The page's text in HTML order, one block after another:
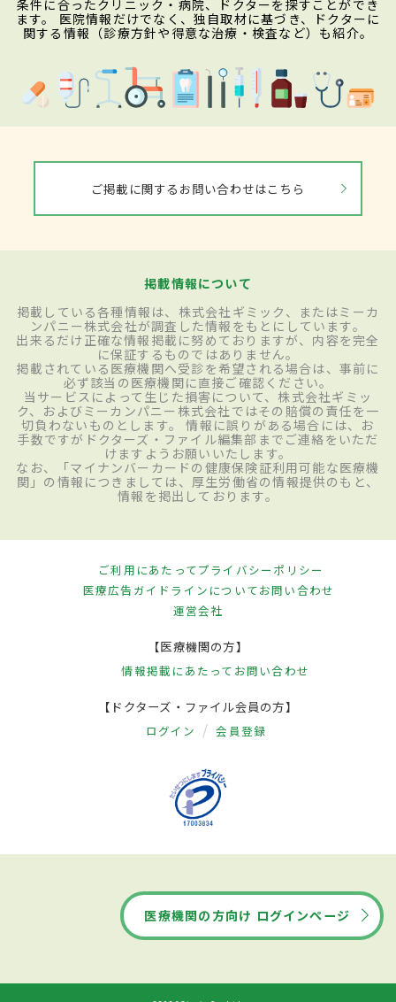
条件に合ったクリニック・病院、ドクターを探すことができ
ます。 医院情報だけでなく、独自取材に基づき、ドクターに
関する情報（診療方針や得意な治療・検査など）も紹介。
ご掲載に関するお問い合わせはこちら
掲載情報について
掲載している各種情報は、株式会社ギミック、またはミーカ
ンパニー株式会社が調査した情報をもとにしています。
出来るだけ正確な情報掲載に努めておりますが、内容を完全
に保証するものではありません。
掲載されている医療機関へ受診を希望される場合は、事前に
必ず該当の医療機関に直接ご確認ください。
当サービスによって生じた損害について、株式会社ギミッ
ク、およびミーカンパニー株式会社ではその賠償の責任を一
切負わないものとします。 情報に誤りがある場合には、お
手数ですがドクターズ・ファイル編集部までご連絡をいただ
けますようお願いいたします。
なお、「マイナンバーカードの健康保険証利用可能な医療機
関」の情報につきましては、厚生労働省の情報提供のもと、
情報を掲出しております。
ご利用にあたってプライバシーポリシー
医療広告ガイドラインについてお問い合わせ
運営会社
【医療機関の方】
情報掲載にあたって お問い合わせ
【ドクターズ・ファイル会員の方】
ログイン 会員登録
医療機関の方向け ログインページ